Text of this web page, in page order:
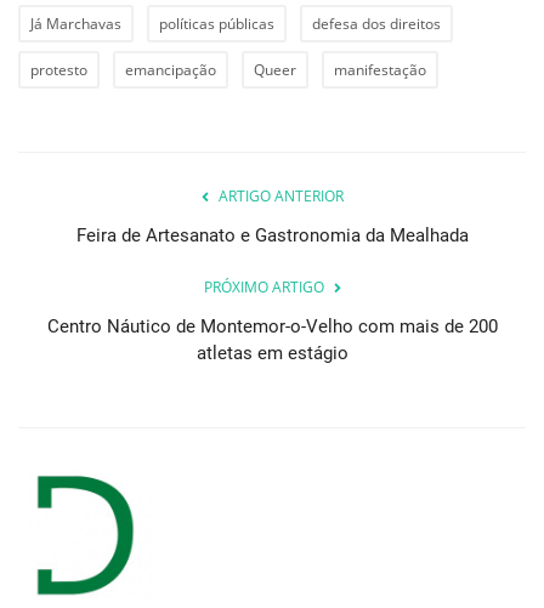
Já Marchavas políticas públicas defesa dos direitos
protesto emancipação Queer manifestação
ARTIGO ANTERIOR
Feira de Artesanato e Gastronomia da Mealhada
PRÓXIMO ARTIGO
Centro Náutico de Montemor-o-Velho com mais de 200
atletas em estágio